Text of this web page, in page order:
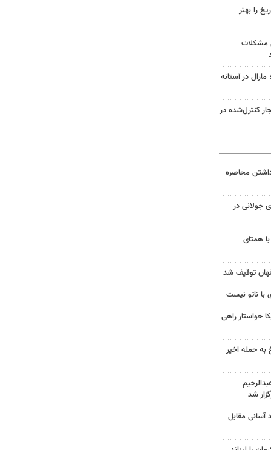
را بهتر
مشکلات
در آستانه
کنترل‌شده در
محاصره
جولانی در
همتای
با ناتو نیست
خواستار راهی
به حمله اخیر
شد
آسانی مقابل